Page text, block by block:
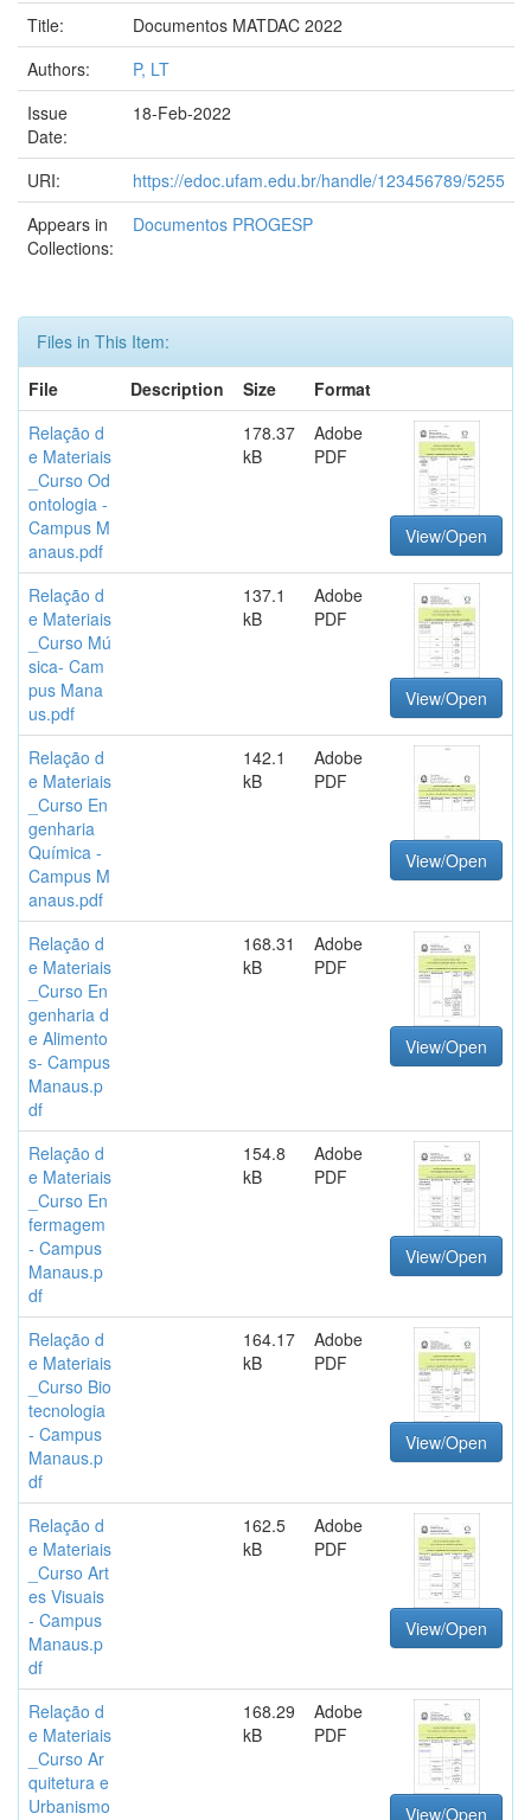
Title:
Documentos MATDAC 2022
Authors:
P, LT
Issue
Date:
18-Feb-2022
URI:
https://edoc.ufam.edu.br/handle/123456789/5255
Appears in
Collections:
Documentos PROGESP
Files in This Item:
File
Description Size
Format
Relação d
e Materiais
_Curso Od
ontologia -
Campus M
anaus.pdf
178.37
kB
Adobe
PDF
View/Open
Relação d
e Materiais
_Curso Mú
sica- Cam
pus Mana
us.pdf
137.1
kB
Adobe
PDF
View/Open
Relação d
e Materiais
_Curso En
genharia
Química -
Campus M
anaus.pdf
142.1
kB
Adobe
PDF
View/Open
Relação d
e Materiais
_Curso En
genharia d
e Alimento
s- Campus
Manaus.p
df
168.31
kB
Adobe
PDF
View/Open
Relação d
e Materiais
_Curso En
fermagem
- Campus
Manaus.p
df
154.8
kB
Adobe
PDF
View/Open
Relação d
e Materiais
_Curso Bio
tecnologia
- Campus
Manaus.p
df
164.17
kB
Adobe
PDF
View/Open
Relação d
e Materiais
_Curso Art
es Visuais
- Campus
Manaus.p
df
162.5
kB
Adobe
PDF
View/Open
Relação d
e Materiais
_Curso Ar
quitetura e
Urbanismo
168.29
kB
Adobe
PDF
View/Open